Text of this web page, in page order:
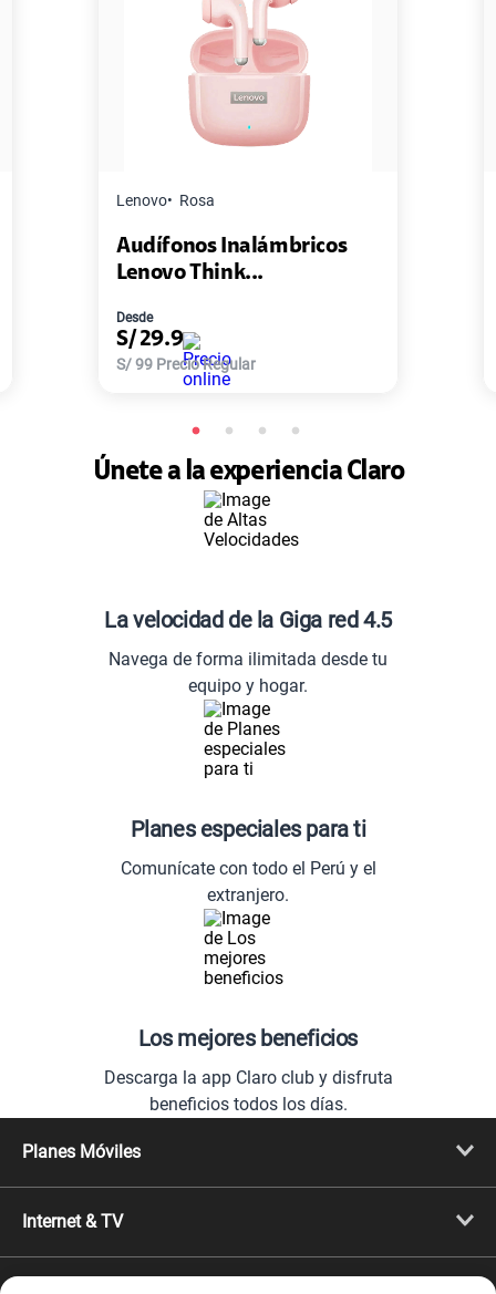
Lenovo Rosa
Audífonos Inalámbricos
Lenovo Think...
Desde
S/ 29.9
S/99 Precio Regular
Únete a la experiencia Claro
La velocidad de la Giga red 4.5
Navega de forma ilimitada desde tu
equipo y hogar.
Planes especiales para ti
Comunícate con todo el Perú y el
extranjero.
Los mejores beneficios
Descarga la app Claro club y disfruta
beneficios todos los días.
Planes Móviles
Línea Nueva
Línea Adicional
Internet & TV